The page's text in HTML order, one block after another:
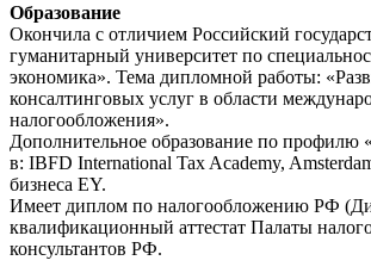
Образование
Окончила с отличием Российский
гуманитарный университет по
экономика». Тема дипломной работы:
консалтинговых услуг в области
налогообложения».
Дополнительное образование по профилю
в: IBFD International Tax Academy,
бизнеса EY.
Имеет диплом по налогообложению РФ
квалификационный аттестат Палаты
консультантов РФ.